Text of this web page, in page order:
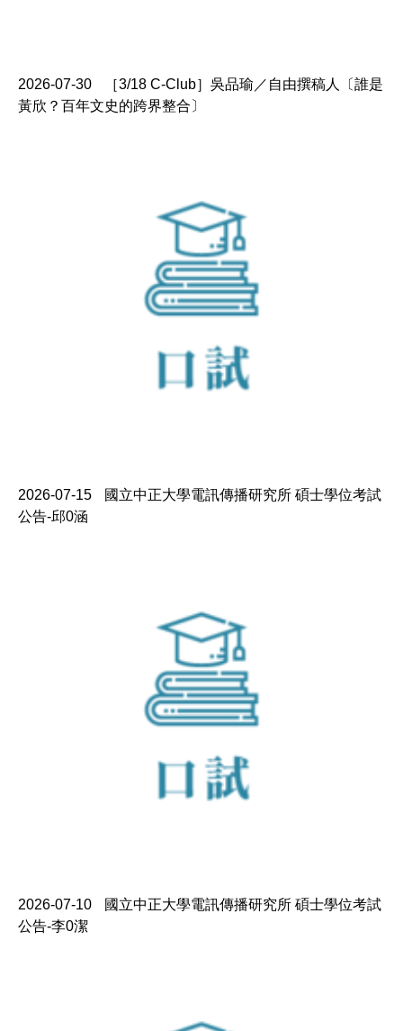
2026-07-30
［3/18 C-Club］吳品瑜／自由撰稿人〔誰是
黃欣？百年文史的跨界整合〕
2026-07-15
國立中正大學電訊傳播研究所 碩士學位考試
公告-邱0涵
2026-07-10
國立中正大學電訊傳播研究所 碩士學位考試
公告-李0潔